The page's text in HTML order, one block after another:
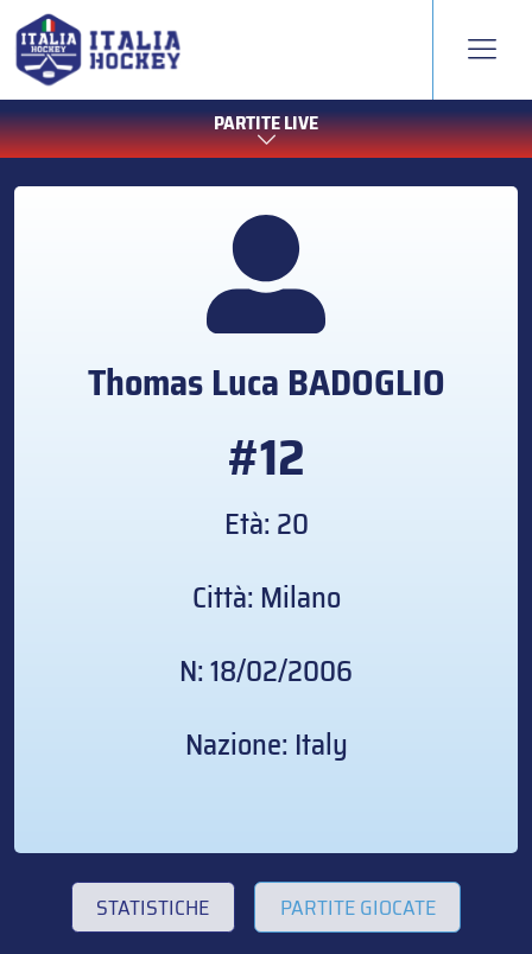
PARTITE LIVE
Thomas Luca BADOGLIO
#12
Età: 20
Città: Milano
N: 18/02/2006
Nazione: Italy
STATISTICHE PARTITE GIOCATE